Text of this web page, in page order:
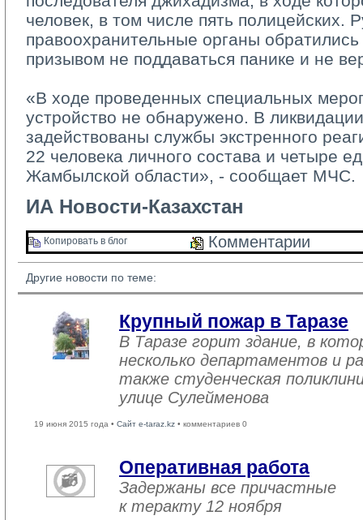
человек, в том числе пять полицейских.
правоохранительные органы
призывом не поддаваться панике и не
«В ходе проведенных специальных
устройство не обнаружено. В
задействованы службы экстренного
22 человека личного состава и четыре
Жамбылской области», - сообщает МЧС.
ИА Новости-Казахстан
Копировать в блог Комментарии
Другие новости по теме:
Крупный пожар в Таразе
В Таразе горит здание, в
несколько департаментов и
также студенческая
улице Сулейменова
19 июня 2015 года • Сайт e-taraz.kz • комментариев 0
Оперативная работа
Задержаны все причастные
к теракту 12 ноября